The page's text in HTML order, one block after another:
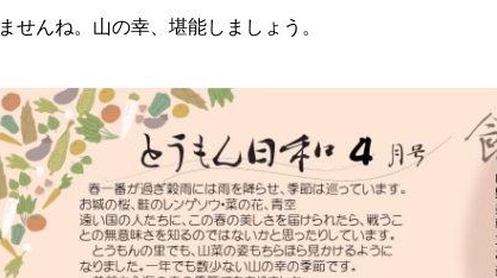
ませんね。山の幸、堪能しましょう。